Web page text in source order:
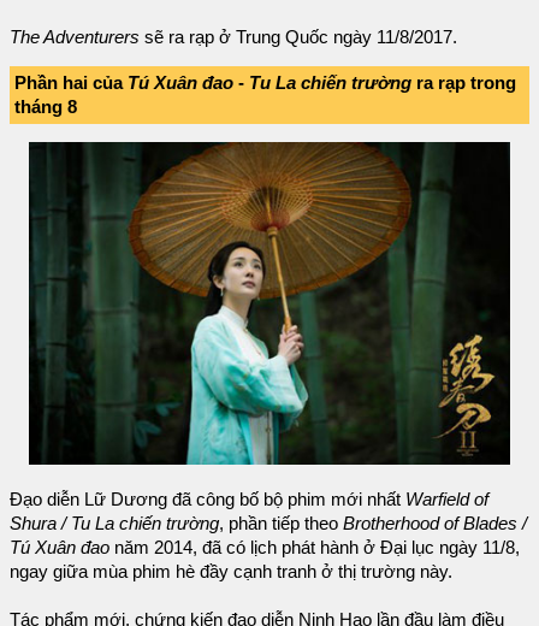
The Adventurers sẽ ra rạp ở Trung Quốc ngày 11/8/2017.
Phần hai của Tú Xuân đao - Tu La chiến trường ra rạp trong
tháng 8
Đạo diễn Lữ Dương đã công bố bộ phim mới nhất Warfield of
Shura / Tu La chiến trường, phần tiếp theo Brotherhood of Blades /
Tú Xuân đao năm 2014, đã có lịch phát hành ở Đại lục ngày 11/8,
ngay giữa mùa phim hè đầy cạnh tranh ở thị trường này.
Tác phẩm mới, chứng kiến đạo diễn Ninh Hạo lần đầu làm điều